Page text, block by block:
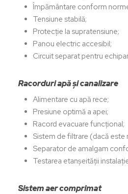
Împământare conform
Tensiune stabilă;
Protecție la supratensiune;
Panou electric accesibil;
Circuit separat pentru
Racorduri apă și canalizare
Alimentare cu apă rece;
Presiune optimă a apei;
Racord evacuare funcțional;
Sistem de filtrare (dacă este
Separator de amalgam
Testarea etanșeității
Sistem aer comprimat